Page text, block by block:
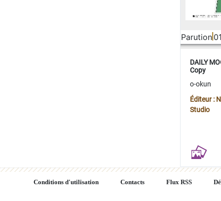
Parution
DAILY
Copy
o-okun
Éditeur :
Studio
Conditions d'utilisation Contacts Flux RSS